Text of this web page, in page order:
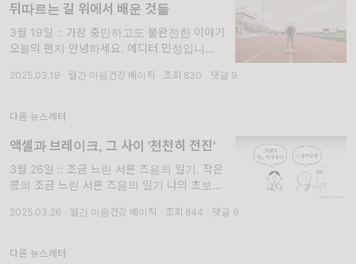
뒤따르는 길 위에서 배운 것들
3월 19일 :: 가장 충만하고도 불완전한 이야기.
오늘의 편지 안녕하세요. 에디터 민정입니다.
이맘때쯤이면 '새해에 이런저런 계획을 세웠었
2025.03.19 월간 마음건강 베이직 조회 830 댓글 9
다음 뉴스레터
액셀과 브레이크, 그 사이 '천천히 전진'
3월 26일 :: 조금 느린 서른 즈음의 일기. 작은
콩의 조금 느린 서른 즈음의 일기 나의 초보운
차가 되어가지만 막상 운전은 많이 안 해서 여
2025.03.26 월간 마음건강 베이직 조회 844 댓글 9
다른 뉴스레터